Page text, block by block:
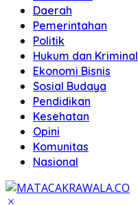
Daerah
Pemerintahan
Politik
Hukum dan Kriminal
Ekonomi Bisnis
Sosial Budaya
Pendidikan
Kesehatan
Opini
Komunitas
Nasional